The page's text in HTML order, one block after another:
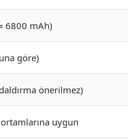
6800 mAh)
göre)
önerilmez)
ortamlarına uygun